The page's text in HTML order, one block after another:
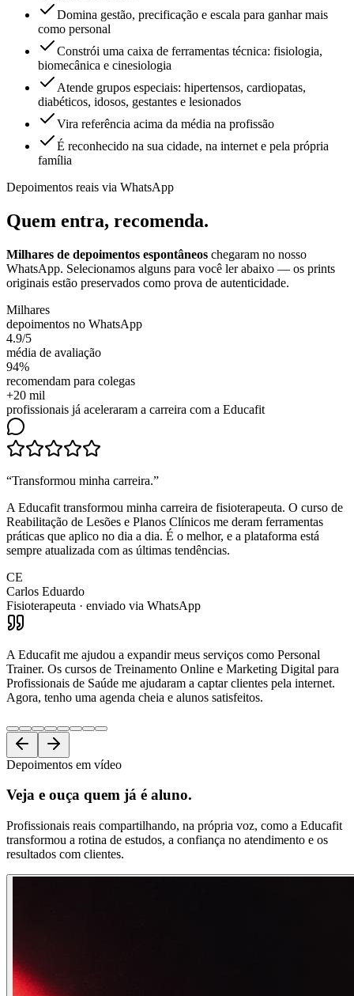
Domina gestão, precificação e escala para ganhar mais
como personal
Constrói uma caixa de ferramentas técnica: fisiologia,
biomecânica e cinesiologia
Atende grupos especiais: hipertensos, cardiopatas,
diabéticos, idosos, gestantes e lesionados
Vira referência acima da média na profissão
É reconhecido na sua cidade, na internet e pela própria
família
Depoimentos reais via WhatsApp
Quem entra, recomenda.
Milhares de depoimentos espontâneos chegaram no nosso
WhatsApp. Selecionamos alguns para você ler abaixo — os prints
originais estão preservados como prova de autenticidade.
Milhares
depoimentos no WhatsApp
4.9/5
média de avaliação
94%
recomendam para colegas
+20 mil
profissionais já aceleraram a carreira com a Educafit
“Transformou minha carreira.”
A Educafit transformou minha carreira de fisioterapeuta. O curso de
Reabilitação de Lesões e Planos Clínicos me deram ferramentas
práticas que aplico no dia a dia. É o melhor, e a plataforma está
sempre atualizada com as últimas tendências.
CE
Carlos Eduardo
Fisioterapeuta · enviado via WhatsApp
A Educafit me ajudou a expandir meus serviços como Personal
Trainer. Os cursos de Treinamento Online e Marketing Digital para
Profissionais de Saúde me ajudaram a captar clientes pela internet.
Agora, tenho uma agenda cheia e alunos satisfeitos.
Depoimentos em vídeo
Veja e ouça quem já é aluno.
Profissionais reais compartilhando, na própria voz, como a Educafit
transformou a rotina de estudos, a confiança no atendimento e os
resultados com clientes.